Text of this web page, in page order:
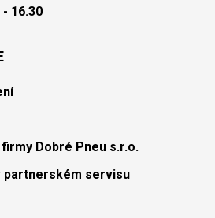
16.30
Dobré Pneu s.r.o.
partnerském servisu